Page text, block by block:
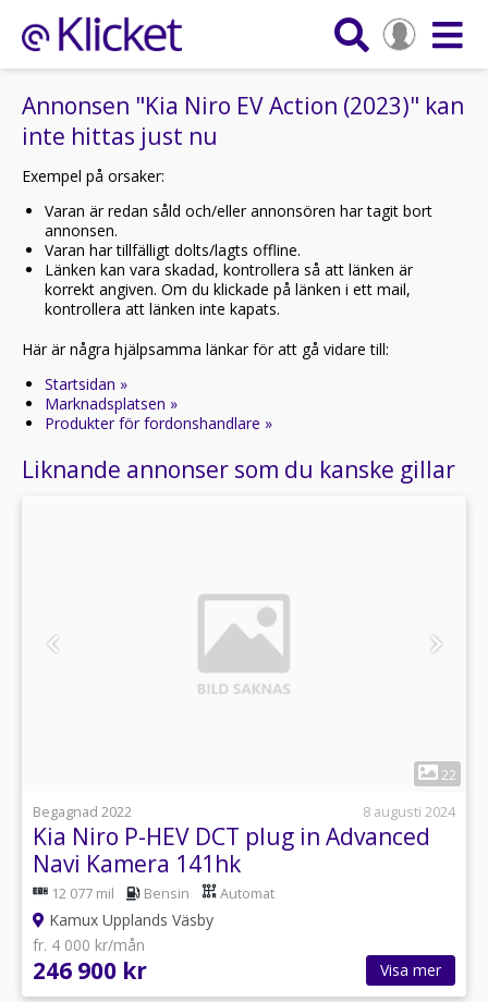
Annonsen "Kia Niro EV Action (2023)" kan
inte hittas just nu
Exempel på orsaker:
Varan är redan såld och/eller annonsören har tagit bort
annonsen.
Varan har tillfälligt dolts/lagts offline.
Länken kan vara skadad, kontrollera så att länken är
korrekt angiven. Om du klickade på länken i ett mail,
kontrollera att länken inte kapats.
Här är några hjälpsamma länkar för att gå vidare till:
Startsidan »
Marknadsplatsen »
Produkter för fordonshandlare »
Liknande annonser som du kanske gillar
22
Begagnad 2022
8 augusti 2024
Kia Niro P-HEV DCT plug in Advanced
Navi Kamera 141hk
12 077 mil Bensin Automat
Kamux Upplands Väsby
fr. 4 000 kr/mån
246 900 kr Visa mer